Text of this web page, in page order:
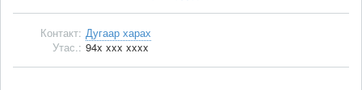
Контакт: Дугаар харах
Утас.: 94x xxx xxxx